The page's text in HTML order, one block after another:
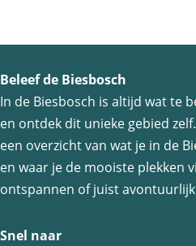
d
e
z
p
g
d
e
z
e
p
g
d
e
z
p
Beleef de Biesbosch
In de Biesbosch is altijd wat te
en ontdek dit unieke gebied
een overzicht van wat je in de
en waar je de mooiste plekken
ontspannen of juist
Snel naar